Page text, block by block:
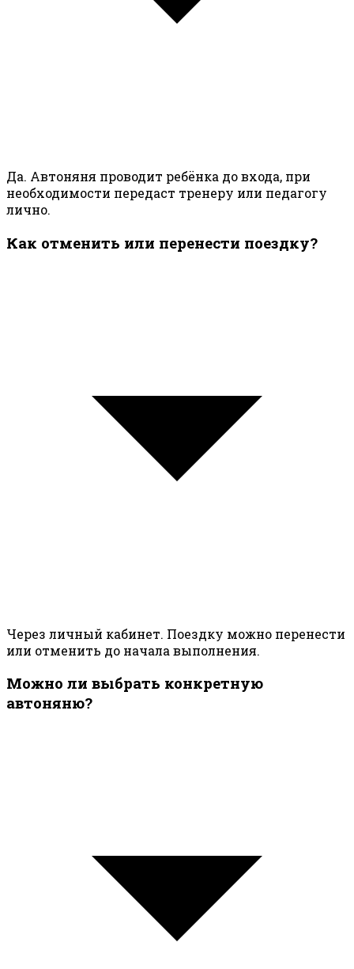
Да. Автоняня проводит ребёнка до входа, при
необходимости передаст тренеру или педагогу
лично.
Как отменить или перенести поездку?
Через личный кабинет. Поездку можно перенести
или отменить до начала выполнения.
Можно ли выбрать конкретную
автоняню?